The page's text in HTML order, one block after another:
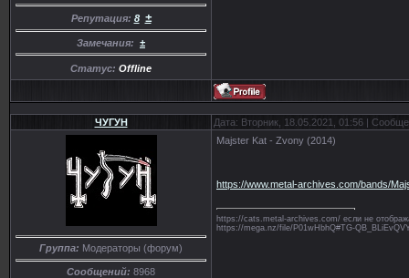
Репутация: 8 ±
Замечания: ±
Статус: Offline
ЧУГУН Дата: Вторник, 18.05.2021, 01:56 |
Группа: Модераторы (форум)
Сообщений: 8968
Majster Kat - Zvony (2014)
https://www.metal-archives.com/bands/
https://cats.metal-archives.com/ если не
https://mega.nz/file/P01wHbhQ#TG-